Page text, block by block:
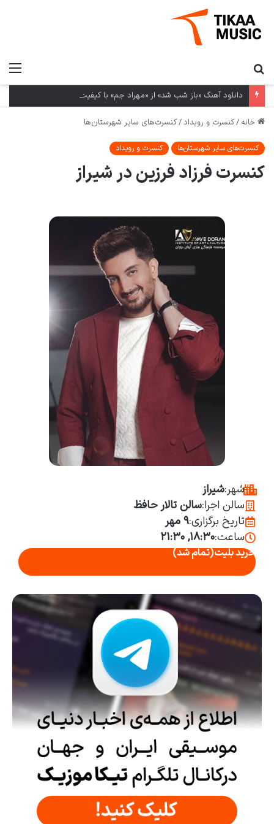
دانلود آهنگ «باز شب شد» از «مهراد جم» با کیفیت ۳۲۰ و متن ترانه
خانه /کنسرت و رویداد/کنسرت‌های سایر شهرستان‌ها
کنسرت‌های سایر شهرستان‌ها کنسرت و رویداد
کنسرت فرزاد فرزین در شیراز
شهر:شیراز
سالن اجرا:سالن تالار حافظ
تاریخ برگزاری:۹ مهر
ساعت:۱۸:۳۰, ۲۱:۳۰
خرید بلیت(تمام شد)